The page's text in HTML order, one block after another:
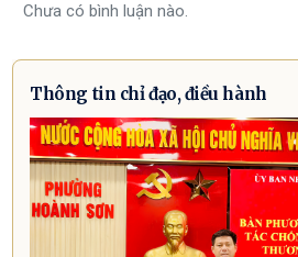
Chưa có bình luận nào.
Thông tin chỉ đạo, điều hành